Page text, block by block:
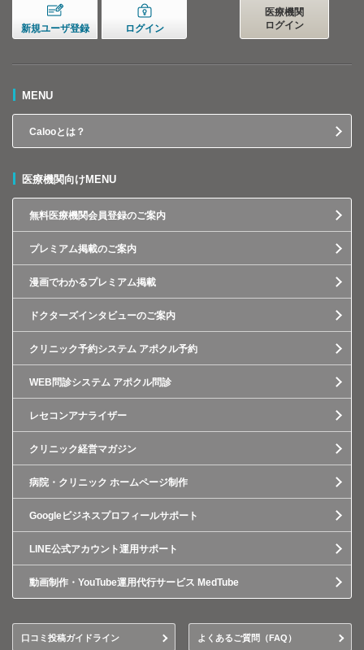
新規ユーザ登録 ログイン
医療機関
ログイン
MENU
Calooとは？
医療機関向けMENU
無料医療機関会員登録のご案内
プレミアム掲載のご案内
漫画でわかるプレミアム掲載
ドクターズインタビューのご案内
クリニック予約システム アポクル予約
WEB問診システム アポクル問診
レセコンアナライザー
クリニック経営マガジン
病院・クリニック ホームページ制作
Googleビジネスプロフィールサポート
LINE公式アカウント運用サポート
動画制作・YouTube運用代行サービス MedTube
口コミ投稿ガイドライン よくあるご質問（FAQ）